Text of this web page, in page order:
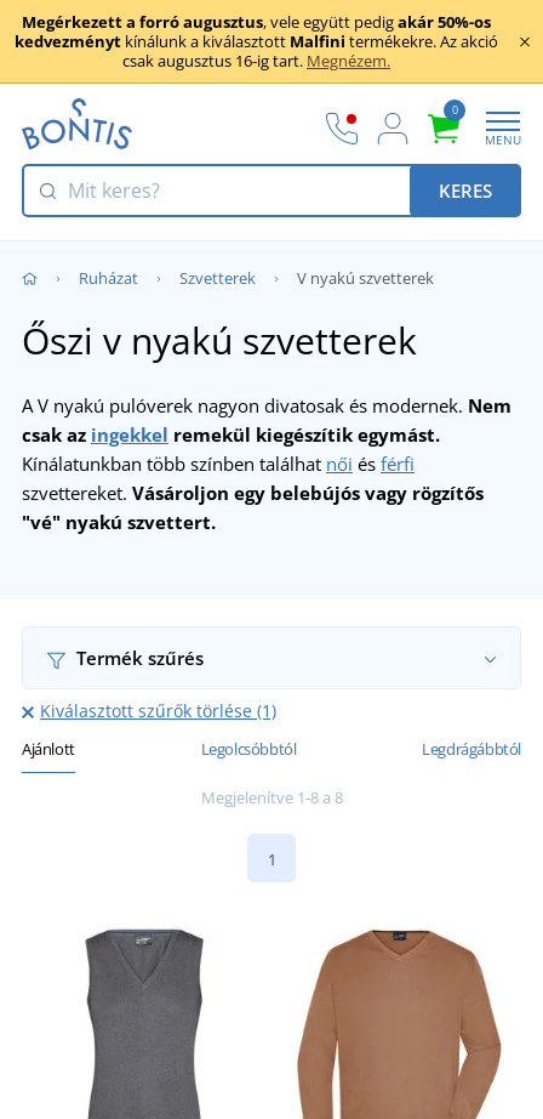
Megérkezett a forró augusztus, vele együtt pedigakár 50%-os
kedvezményt kínálunk a kiválasztott Malfini termékekre. Az akció
csak augusztus 16-ig tart. Megnézem.
0
MENU
KERES
Ruházat Szvetterek V nyakú szvetterek
Őszi v nyakú szvetterek
A V nyakú pulóverek nagyon divatosak és modernek. Nem
csak az ingekkel remekül kiegészítik egymást.
Kínálatunkban több színben találhat női és férfi
szvettereket. Vásároljon egy belebújós vagy rögzítős
"vé" nyakú szvettert.
Termék szűrés
Kiválasztott szűrők törlése (1)
Ajánlott Legolcsóbbtól Legdrágábbtól
Megjelenítve 1-8 a 8
1